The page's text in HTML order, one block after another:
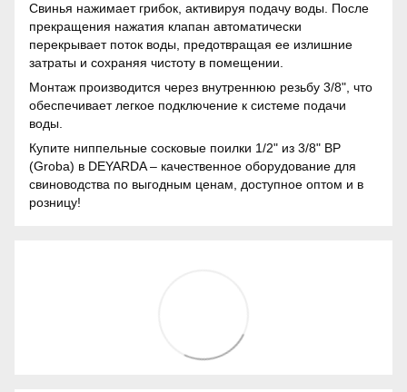
Свинья нажимает грибок, активируя подачу воды. После
прекращения нажатия клапан автоматически
перекрывает поток воды, предотвращая ее излишние
затраты и сохраняя чистоту в помещении.
Монтаж производится через внутреннюю резьбу 3/8", что
обеспечивает легкое подключение к системе подачи
воды.
Купите ниппельные сосковые поилки 1/2" из 3/8" ВР
(Groba) в DEYARDA – качественное оборудование для
свиноводства по выгодным ценам, доступное оптом и в
розницу!